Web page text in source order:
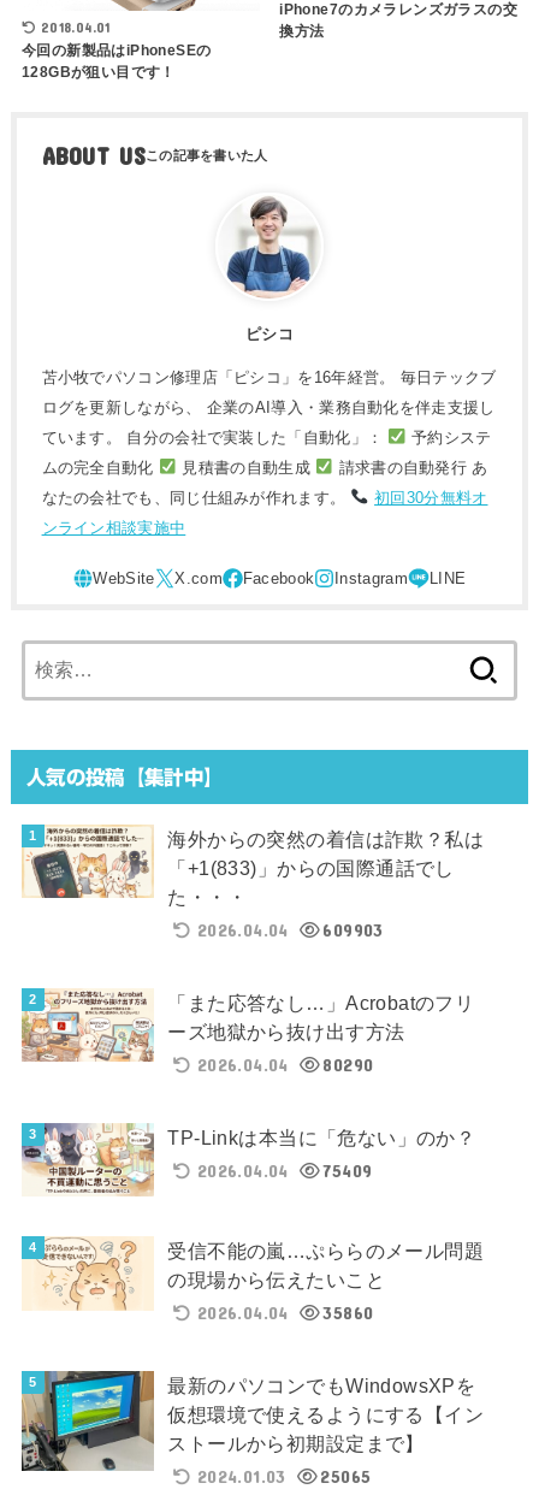
2018.04.01
今回の新製品はiPhoneSEの
128GBが狙い目です！
iPhone7のカメラレンズガラスの交
換方法
ABOUT US
ピシコ
苫小牧でパソコン修理店「ピシコ」を16年経営。 毎日テックブ
ログを更新しながら、 企業のAI導入・業務自動化を伴走支援し
ています。 自分の会社で実装した「自動化」：
予約システ
ムの完全自動化
見積書の自動生成
請求書の自動発行 あ
なたの会社でも、同じ仕組みが作れます。
初回30分無料オ
ンライン相談実施中
索:
人気の投稿【集計中】
海外からの突然の着信は詐欺？私は
「+1(833)」からの国際通話でし
た・・・
2026.04.04
609903
「また応答なし…」Acrobatのフリ
ーズ地獄から抜け出す方法
2026.04.04
80290
TP-Linkは本当に「危ない」のか？
2026.04.04
75409
受信不能の嵐…ぷららのメール問題
の現場から伝えたいこと
2026.04.04
35860
最新のパソコンでもWindowsXPを
仮想環境で使えるようにする【イン
ストールから初期設定まで】
2024.01.03
25065